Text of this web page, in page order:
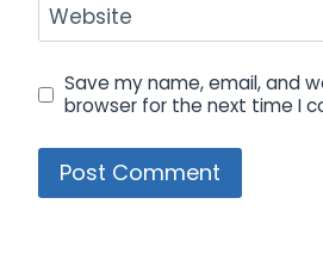
Website
Save my name, email, and
browser for the next time I